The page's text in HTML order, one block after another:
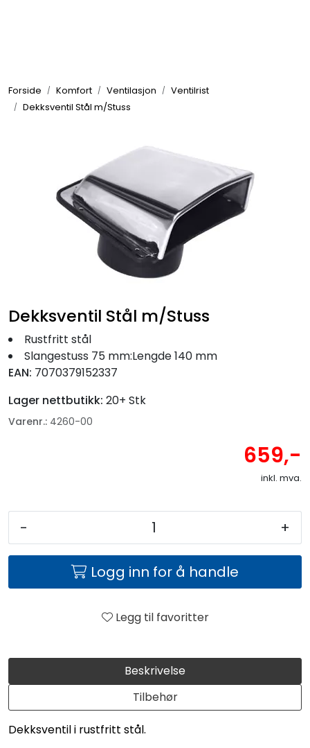
Forside Komfort Ventilasjon
Ventilrist
Dekksventil Stål m/Stuss
Beskrivelse
Tilbehør
Dekksventil i rustfritt stål.
Dekksventil Stål m/Stuss
Rustfritt stål
Slangestuss 75 mm:Lengde 140 mm
EAN: 7070379152337
Lager nettbutikk: 20+ Stk
Varenr.: 4260-00
659,-
inkl. mva.
- +
Logg inn for å handle
Legg til favoritter
Elektrisk
Komfort
Motor/Styring
Fortøyning
Fritid/Sikkerhet
Båtpleie/Opplag